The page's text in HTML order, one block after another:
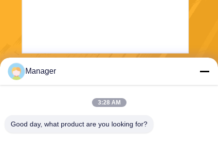
Manager
3:28 AM
Good day, what product are you looking for?